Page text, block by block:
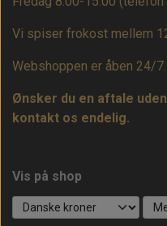
Vi spiser frokost mellem
Webshoppen er åben 24/7.
Ønsker du en aftale
kontakt os endelig.
Vis på shop